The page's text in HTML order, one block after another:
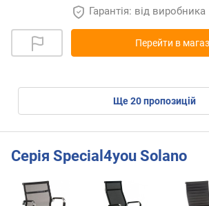
Гарантія: від виробника
Перейти в
ще20пропозицій
Серія Special4you Solano